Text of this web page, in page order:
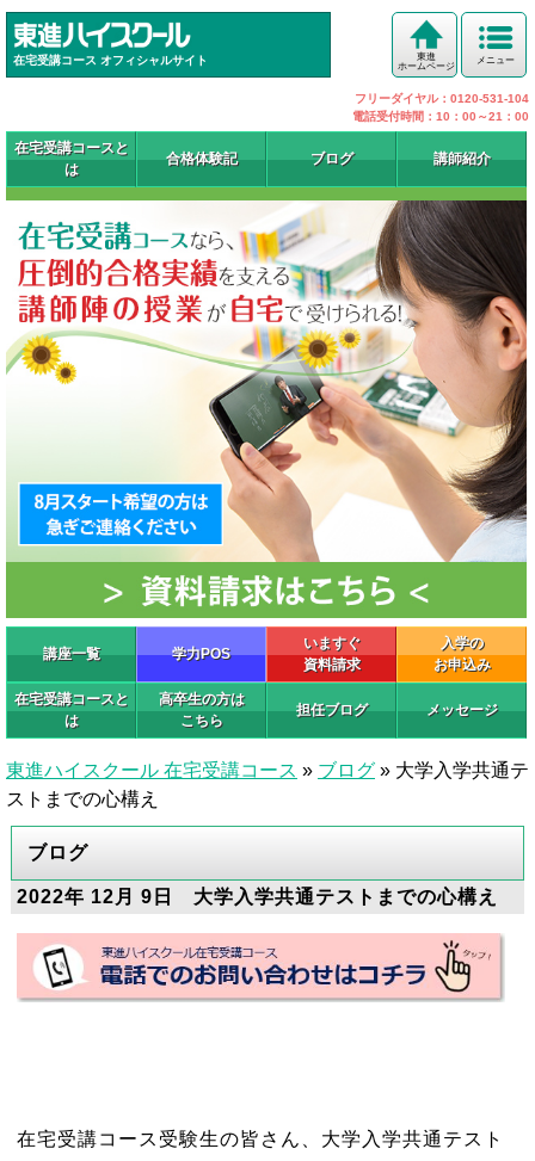
在宅受講コース オフィシャルサイト メニュー
東進
ホームページ
フリーダイヤル：0120-531-104
電話受付時間：10：00～21：00
在宅受講コースと
は
合格体験記 ブログ 講師紹介
講座一覧 学力POS
いますぐ
資料請求
入学の
お申込み
在宅受講コースと
は
高卒生の方は
こちら
担任ブログ メッセージ
東進ハイスクール 在宅受講コース » ブログ » 大学入学共通テ
ストまでの心構え
ブログ
2022年 12月 9日 大学入学共通テストまでの心構え
在宅受講コース受験生の皆さん、大学入学共通テスト